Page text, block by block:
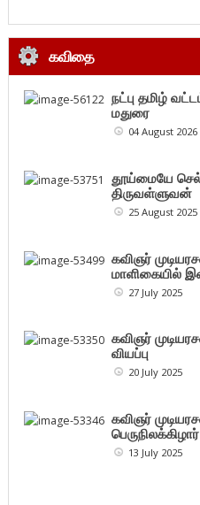
கவிதை
நட்பு தமிழ்
மதுரை
04 August 2026
தூய்மையே
திருவள்ளுவன்
25 August 2025
கவிஞர்
மாளிகையில்
27 July 2025
கவிஞர்
வியப்பு
20 July 2025
கவிஞர்
13 July 2025